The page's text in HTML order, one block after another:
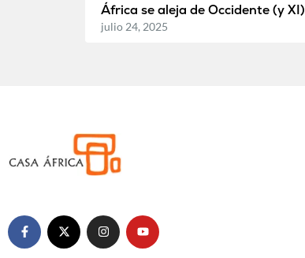
África se aleja de Occidente (y XI)
julio 24, 2025